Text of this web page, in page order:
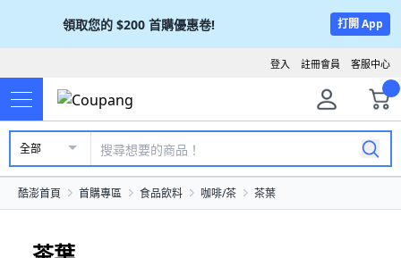
領取您的 $200 首購優惠卷! 打開 App
客服中心
註冊會員
登入
全部
酷澎首頁 首購專區 食品飲料 咖啡/茶 茶葉